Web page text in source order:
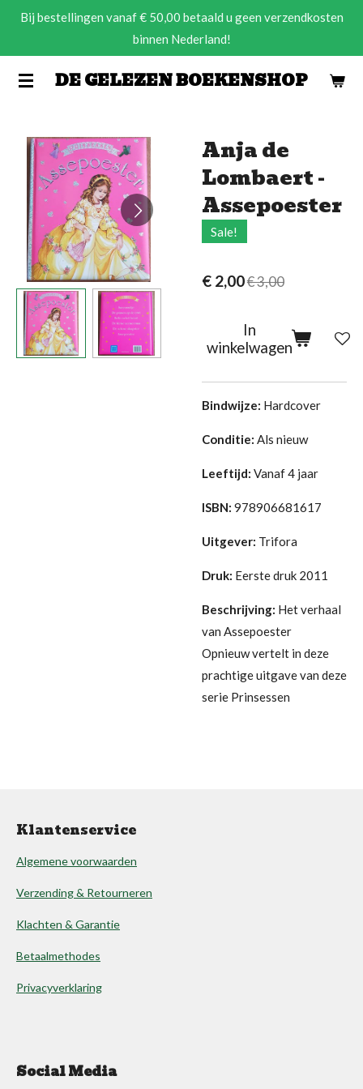
Ga
de
DE GELEZEN BOEKENSHOP
Bij bestellingen vanaf € 50,00 betaald u geen verzendkosten
binnen Nederland!
Anja de
Lombaert -
Assepoester
Sale!
€ 2,00€ 3,00
In
winkelwagen
Bindwijze: Hardcover
Conditie: Als nieuw
Leeftijd: Vanaf 4 jaar
ISBN: 978906681617
Uitgever: Trifora
Druk: Eerste druk 2011
Beschrijving: Het verhaal
van Assepoester
Opnieuw vertelt in deze
prachtige uitgave van deze
serie Prinsessen
Klantenservice
Algemene voorwaarden
Verzending & Retourneren
Klachten & Garantie
Betaalmethodes
Privacyverklaring
Social Media